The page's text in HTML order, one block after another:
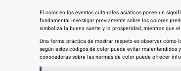
El color en los eventos culturales asiáticos posee un
fundamental investigar previamente sobre los colores
simboliza la buena suerte y la prosperidad, mientras que
Una forma práctica de mostrar respeto es observar cómo
según estos códigos de color puede evitar
conocedoras sobre las normas de color puede ofrecer